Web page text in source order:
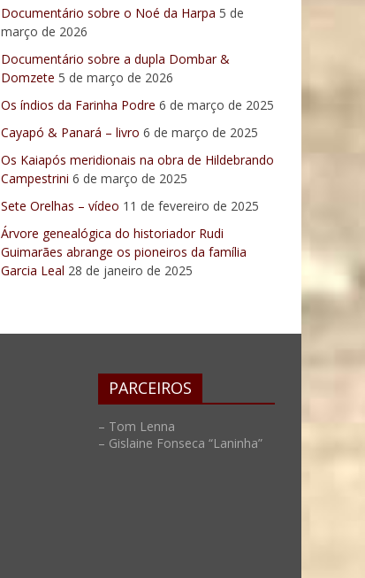
Documentário sobre o Noé da Harpa 5 de
março de 2026
Documentário sobre a dupla Dombar &
Domzete 5 de março de 2026
Os índios da Farinha Podre 6 de março de 2025
Cayapó & Panará – livro 6 de março de 2025
Os Kaiapós meridionais na obra de Hildebrando
Campestrini 6 de março de 2025
Sete Orelhas – vídeo 11 de fevereiro de 2025
Árvore genealógica do historiador Rudi
Guimarães abrange os pioneiros da família
Garcia Leal 28 de janeiro de 2025
PARCEIROS
– Tom Lenna
– Gislaine Fonseca “Laninha”